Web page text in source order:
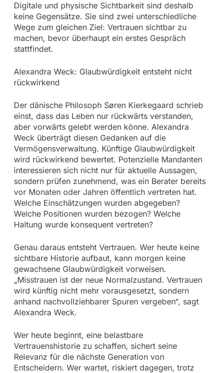
Digitale und physische Sichtbarkeit sind deshalb
keine Gegensätze. Sie sind zwei unterschiedliche
Wege zum gleichen Ziel: Vertrauen sichtbar zu
machen, bevor überhaupt ein erstes Gespräch
stattfindet.
Alexandra Weck: Glaubwürdigkeit entsteht nicht
rückwirkend
Der dänische Philosoph Søren Kierkegaard schrieb
einst, dass das Leben nur rückwärts verstanden,
aber vorwärts gelebt werden könne. Alexandra
Weck überträgt diesen Gedanken auf die
Vermögensverwaltung. Künftige Glaubwürdigkeit
wird rückwirkend bewertet. Potenzielle Mandanten
interessieren sich nicht nur für aktuelle Aussagen,
sondern prüfen zunehmend, was ein Berater bereits
vor Monaten oder Jahren öffentlich vertreten hat.
Welche Einschätzungen wurden abgegeben?
Welche Positionen wurden bezogen? Welche
Haltung wurde konsequent vertreten?
Genau daraus entsteht Vertrauen. Wer heute keine
sichtbare Historie aufbaut, kann morgen keine
gewachsene Glaubwürdigkeit vorweisen.
„Misstrauen ist der neue Normalzustand. Vertrauen
wird künftig nicht mehr vorausgesetzt, sondern
anhand nachvollziehbarer Spuren vergeben“, sagt
Alexandra Weck.
Wer heute beginnt, eine belastbare
Vertrauenshistorie zu schaffen, sichert seine
Relevanz für die nächste Generation von
Entscheidern. Wer wartet, riskiert dagegen, trotz